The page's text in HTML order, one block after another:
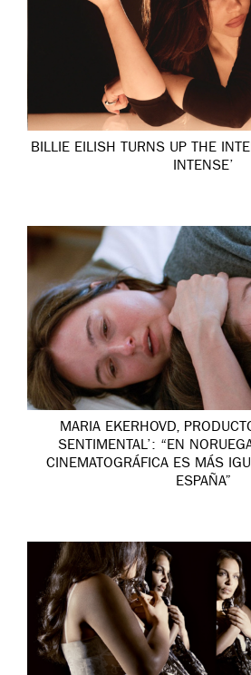
BILLIE EILISH TURNS UP THE
INTENSE’
MARIA EKERHOVD,
SENTIMENTAL’: “EN
CINEMATOGRÁFICA ES MÁS
ESPAÑA”